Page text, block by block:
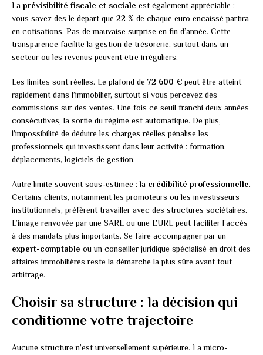
La prévisibilité fiscale et sociale est également appréciable :
vous savez dès le départ que 22 % de chaque euro encaissé partira
en cotisations. Pas de mauvaise surprise en fin d’année. Cette
transparence facilite la gestion de trésorerie, surtout dans un
secteur où les revenus peuvent être irréguliers.
Les limites sont réelles. Le plafond de 72 600 €peut être atteint
rapidement dans l’immobilier, surtout si vous percevez des
commissions sur des ventes. Une fois ce seuil franchi deux années
consécutives, la sortie du régime est automatique. De plus,
l’impossibilité de déduire les charges réelles pénalise les
professionnels qui investissent dans leur activité : formation,
déplacements, logiciels de gestion.
Autre limite souvent sous-estimée : la crédibilité professionnelle.
Certains clients, notamment les promoteurs ou les investisseurs
institutionnels, préfèrent travailler avec des structures sociétaires.
L’image renvoyée par une SARL ou une EURL peut faciliter l’accès
à des mandats plus importants. Se faire accompagner par un
expert-comptable ou un conseiller juridique spécialisé en droit des
affaires immobilières reste la démarche la plus sûre avant tout
arbitrage.
Choisir sa structure : la décision qui
conditionne votre trajectoire
Aucune structure n’est universellement supérieure. La micro-